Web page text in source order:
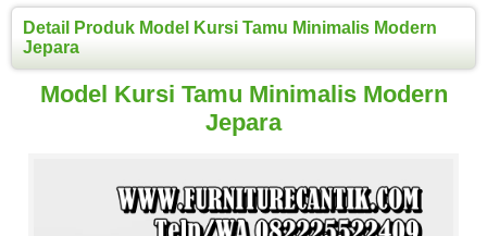
Detail Produk Model Kursi Tamu Minimalis Modern
Jepara
Model Kursi Tamu Minimalis Modern
Jepara